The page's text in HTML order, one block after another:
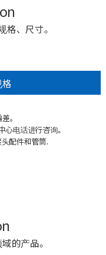
格、尺寸。
。
电话进行咨询。
配件和管筒.
的产品。